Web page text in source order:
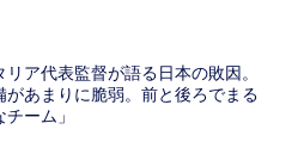
リア代表監督が語る日本の敗因。
があまりに脆弱。前と後ろでまる
ーム」